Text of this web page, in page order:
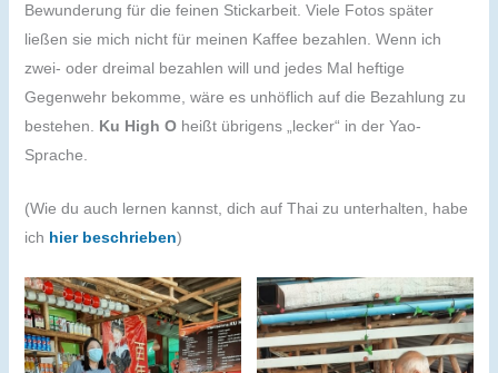
Bewunderung für die feinen Stickarbeit. Viele Fotos später
ließen sie mich nicht für meinen Kaffee bezahlen. Wenn ich
zwei- oder dreimal bezahlen will und jedes Mal heftige
Gegenwehr bekomme, wäre es unhöflich auf die Bezahlung zu
bestehen. Ku High Oheißt übrigens „lecker“ in der Yao-
Sprache.
(Wie du auch lernen kannst, dich auf Thai zu unterhalten, habe
ich hier beschrieben)